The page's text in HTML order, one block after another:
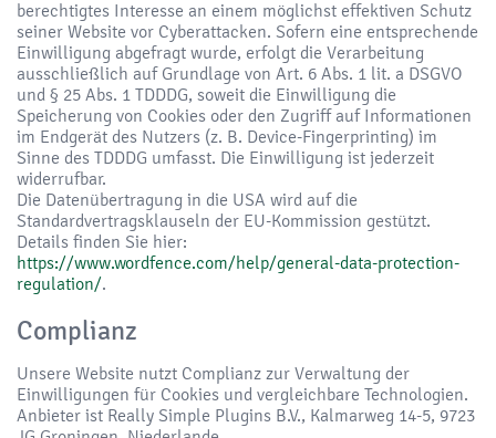
berechtigtes Interesse an einem möglichst effektiven Schutz
seiner Website vor Cyberattacken. Sofern eine entsprechende
Einwilligung abgefragt wurde, erfolgt die Verarbeitung
ausschließlich auf Grundlage von Art. 6 Abs. 1 lit. a DSGVO
und § 25 Abs. 1 TDDDG, soweit die Einwilligung die
Speicherung von Cookies oder den Zugriff auf Informationen
im Endgerät des Nutzers (z. B. Device-Fingerprinting) im
Sinne des TDDDG umfasst. Die Einwilligung ist jederzeit
widerrufbar.
Die Datenübertragung in die USA wird auf die
Standardvertragsklauseln der EU-Kommission gestützt.
Details finden Sie hier:
https://www.wordfence.com/help/general-data-protection-
regulation/.
Complianz
Unsere Website nutzt Complianz zur Verwaltung der
Einwilligungen für Cookies und vergleichbare Technologien.
Anbieter ist Really Simple Plugins B.V., Kalmarweg 14-5, 9723